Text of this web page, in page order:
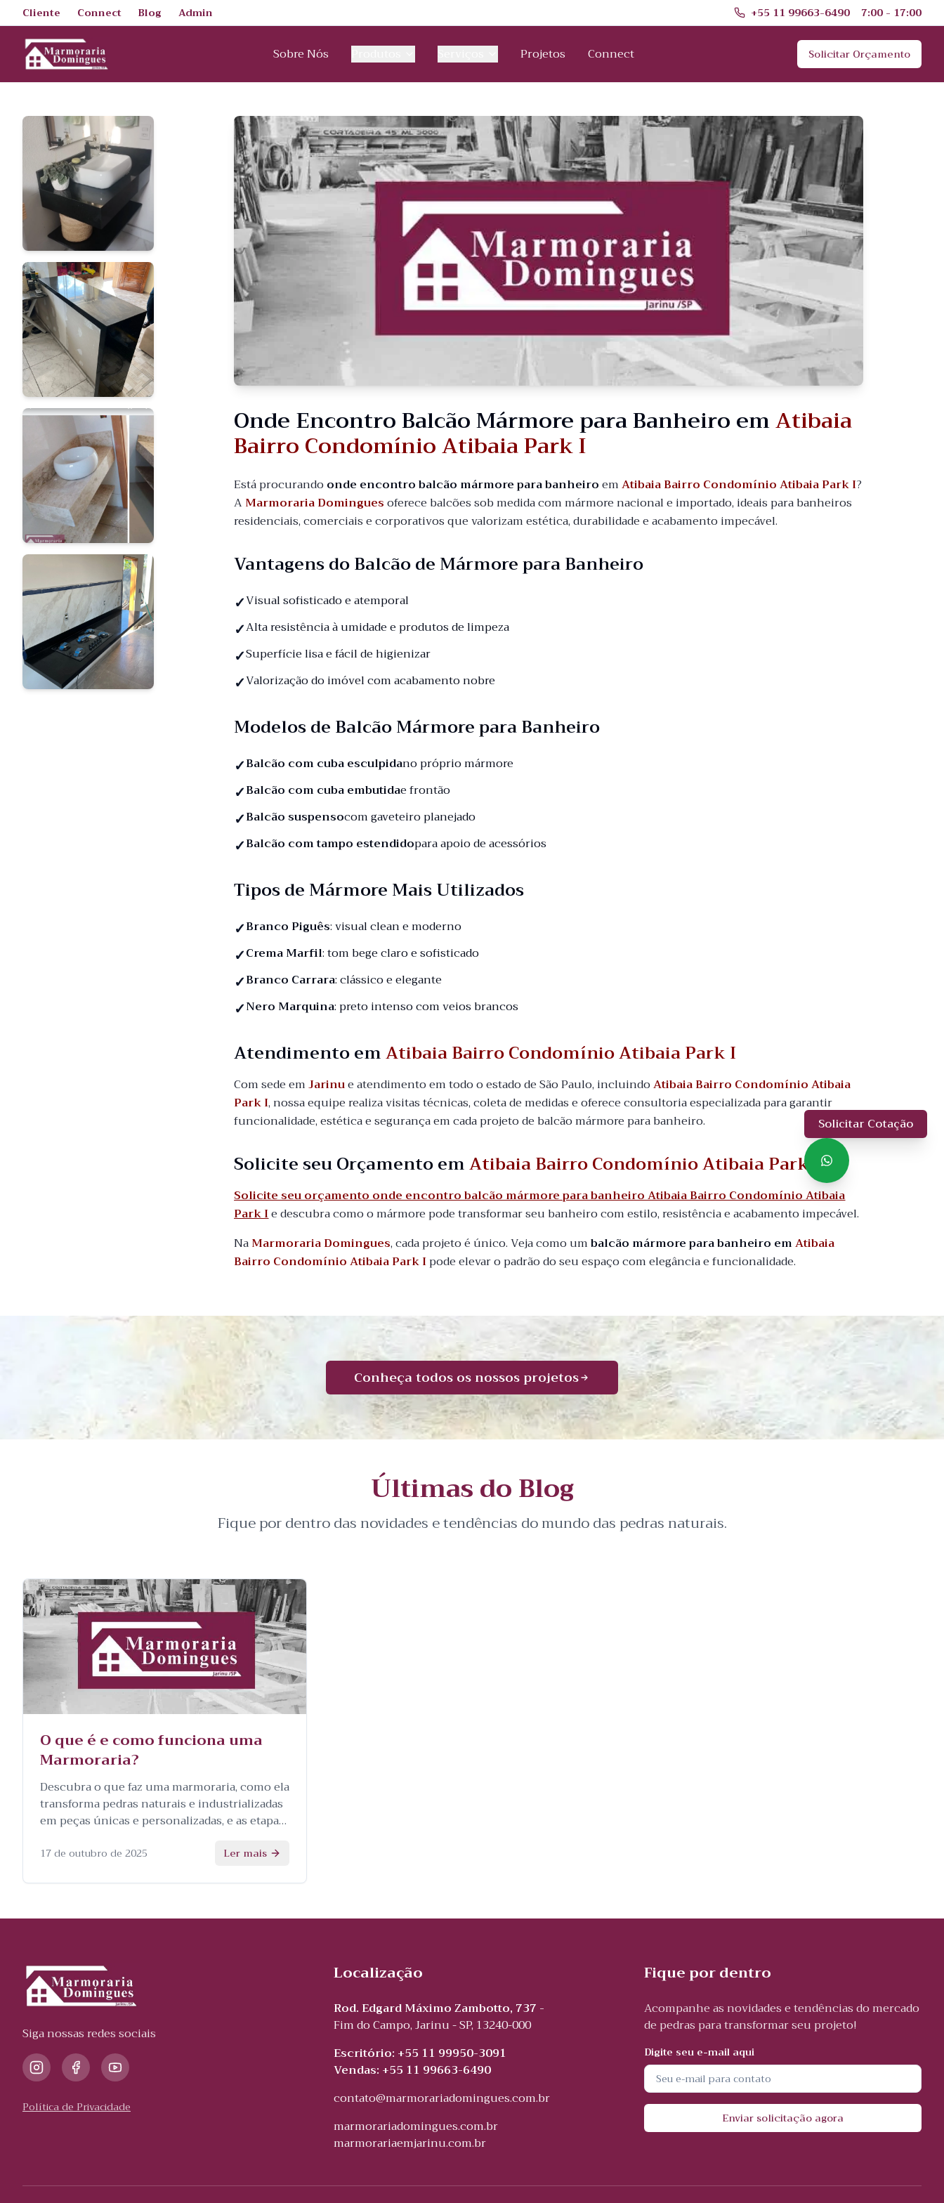
Cliente Connect Blog Admin +55 11 99663-6490 7:00 - 17:00
Sobre Nós Projetos Connect Solicitar Orçamento
Onde Encontro Balcão Mármore para Banheiro emAtibaia
Bairro Condomínio Atibaia Park I
Está procurando onde encontro balcão mármore para banheiroemAtibaia Bairro Condomínio Atibaia Park I?
AMarmoraria Dominguesoferece balcões sob medida com mármore nacional e importado, ideais para banheiros
residenciais, comerciais e corporativos que valorizam estética, durabilidade e acabamento impecável.
Vantagens do Balcão de Mármore para Banheiro
Visual sofisticado e atemporal
Alta resistência à umidade e produtos de limpeza
Superfície lisa e fácil de higienizar
Valorização do imóvel com acabamento nobre
Modelos de Balcão Mármore para Banheiro
Balcão com cuba esculpidano próprio mármore
Balcão com cuba embutidae frontão
Balcão suspensocom gaveteiro planejado
Balcão com tampo estendidopara apoio de acessórios
Tipos de Mármore Mais Utilizados
Branco Piguês: visual clean e moderno
Crema Marfil: tom bege claro e sofisticado
Branco Carrara: clássico e elegante
Nero Marquina: preto intenso com veios brancos
Atendimento emAtibaia Bairro Condomínio Atibaia Park I
Com sede emJarinue atendimento em todo o estado de São Paulo, incluindoAtibaia Bairro Condomínio Atibaia
Park I, nossa equipe realiza visitas técnicas, coleta de medidas e oferece consultoria especializada para garantir
funcionalidade, estética e segurança em cada projeto de balcão mármore para banheiro.
Solicite seu Orçamento emAtibaia Bairro Condomínio Atibaia Park I
Solicite seu orçamento onde encontro balcão mármore para banheiro Atibaia Bairro Condomínio Atibaia
Park Ie descubra como o mármore pode transformar seu banheiro com estilo, resistência e acabamento impecável.
NaMarmoraria Domingues, cada projeto é único. Veja como umbalcão mármore para banheiro emAtibaia
Bairro Condomínio Atibaia Park Ipode elevar o padrão do seu espaço com elegância e funcionalidade.
Solicitar Cotação
Conheça todos os nossos projetos
Últimas do Blog
Fique por dentro das novidades e tendências do mundo das pedras naturais.
O que é e como funciona uma
Marmoraria?
Descubra o que faz uma marmoraria, como ela
transforma pedras naturais e industrializadas
em peças únicas e personalizadas, e as etapas
17 de outubro de 2025 Ler mais
Siga nossas redes sociais
Política de Privacidade
Localização
Rod. Edgard Máximo Zambotto, 737 -
Fim do Campo, Jarinu - SP, 13240-000
Escritório: +55 11 99950-3091
Vendas: +55 11 99663-6490
contato@marmorariadomingues.com.br
marmorariadomingues.com.br
marmorariaemjarinu.com.br
Fique por dentro
Acompanhe as novidades e tendências do mercado
de pedras para transformar seu projeto!
Digite seu e-mail aqui
Enviar solicitação agora